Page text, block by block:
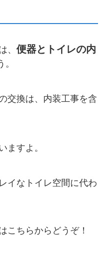
、 便器とトイレの内
交換は、内装工事を含
ますよ。
イなトイレ空間に代わ
こちらからどうぞ！